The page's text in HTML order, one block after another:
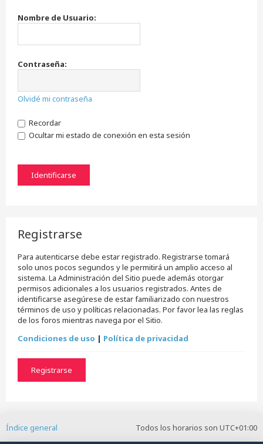
Nombre de Usuario:
Contraseña:
Olvidé mi contraseña
Recordar
Ocultar mi estado de conexión en esta sesión
Registrarse
Para autenticarse debe estar registrado. Registrarse tomará
solo unos pocos segundos y le permitirá un amplio acceso al
sistema. La Administración del Sitio puede además otorgar
permisos adicionales a los usuarios registrados. Antes de
identificarse asegúrese de estar familiarizado con nuestros
términos de uso y políticas relacionadas. Por favor lea las reglas
de los foros mientras navega por el Sitio.
Condiciones de uso | Política de privacidad
Registrarse
Todos los horarios son UTC+01:00
Índice general